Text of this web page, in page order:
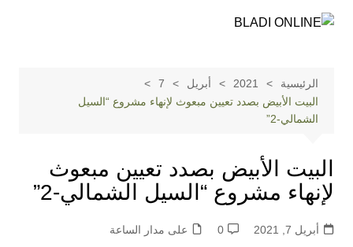
الرئيسية 2021 أبريل
7
البيت الأبيض بصدد تعيين مبعوث لإنهاء مشروع “السيل
الشمالي-2”
البيت الأبيض بصدد تعيين مبعوث
لإنهاء مشروع “السيل الشمالي-2”
أبريل 7, 2021 0 على مدار الساعة